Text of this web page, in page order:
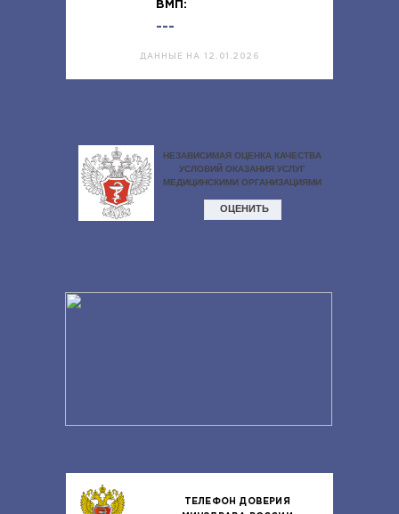
ВМП:
---
ДАННЫЕ НА 12.01.2026
ТЕЛЕФОН ДОВЕРИЯ